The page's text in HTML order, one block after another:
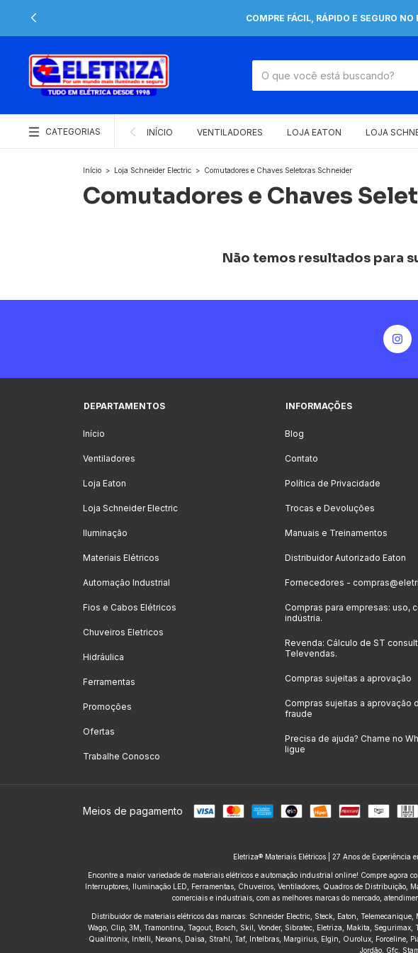
COMPRE FÁCIL, RÁPIDO E SEGURO
CATEGORIAS INÍCIO VENTILADORES LOJA EATON LOJA
Início > Loja Schneider Electric > Comutadores e Chaves Seletoras Schneider
Comutadores e Chaves
Não temos resultados para
DEPARTAMENTOS
Início
Ventiladores
Loja Eaton
Loja Schneider Electric
Iluminação
Materiais Elétricos
Automação Industrial
Fios e Cabos Elétricos
Chuveiros Eletricos
Hidráulica
Ferramentas
Promoções
Ofertas
Trabalhe Conosco
INFORMAÇÕES
Blog
Contato
Política de Privacidade
Trocas e Devoluções
Manuais e Treinamentos
Distribuidor Autorizado Eaton
Fornecedores -
Compras para empresas: uso,
indústria.
Revenda: Cálculo de ST
Televendas.
Compras sujeitas a aprovação
Compras sujeitas a aprovação
fraude
Precisa de ajuda? Chame no
ligue
Meios de pagamento
Eletriza® Materiais Elétricos | 27 Anos de
Encontre a maior variedade de materiais elétricos e automação industrial online! Compre agora
Interruptores, Iluminação LED, Ferramentas, Chuveiros, Ventiladores, Quadros de Distribuição,
comerciais e industriais, com as melhores marcas do mercado,
Distribuidor de materiais elétricos das marcas: Schneider Electric, Steck, Eaton,
Wago, Clip, 3M, Tramontina, Tagout, Bosch, Skil, Vonder, Sibratec, Eletriza, Makita,
Qualitronix, Intelli, Nexans, Daisa, Strahl, Taf, Intelbras, Margirius, Elgin, Ourolux, Forceline,
Jordão, Gfc,